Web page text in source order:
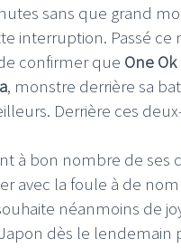
sans que grand
interruption. Passé
confirmer que One
, monstre derrière sa
Derrière ces
à bon nombre de ses
avec la foule à de
néanmoins de
dès le